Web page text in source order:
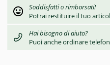
Soddisfatti o rimborsati!
Potrai restituire il tuo
Hai bisogno di aiuto?
Puoi anche ordinare